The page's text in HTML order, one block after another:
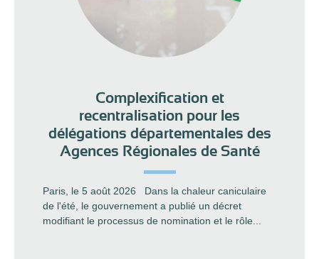
Complexification et
recentralisation pour les
délégations départementales des
Agences Régionales de Santé
Paris, le 5 août 2026 Dans la chaleur caniculaire
de l'été, le gouvernement a publié un décret
modifiant le processus de nomination et le rôle...